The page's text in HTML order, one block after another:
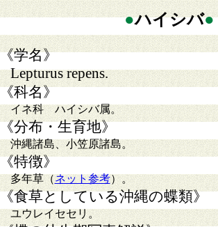
●ハイシバ●
学名》
Lepturus repens.
科名》
イネ科 ハイシバ属。
分布・生育地》
沖縄諸島、小笠原諸島。
特徴》
多年草（ネット参考）。
食草としている沖縄の蝶類》
ユウレイセセリ。